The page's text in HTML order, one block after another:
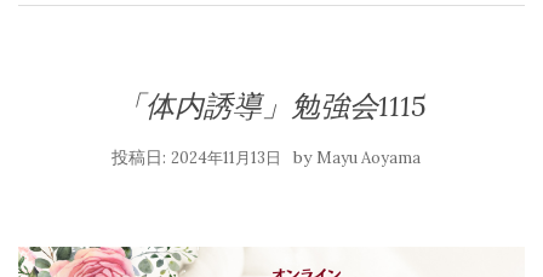
「体内誘導」勉強会1115
投稿日: 2024年11月13日 by Mayu Aoyama